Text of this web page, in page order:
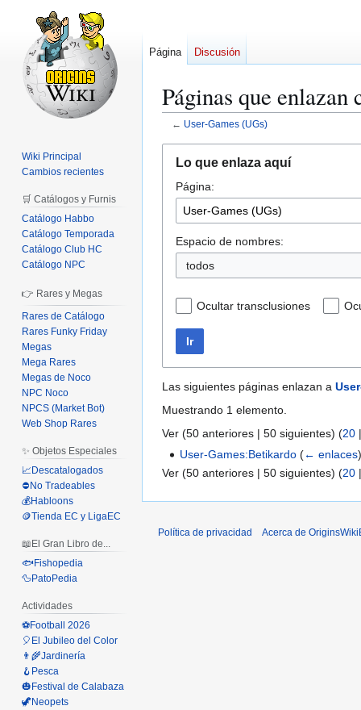
Páginas que
← User-Games (UGs)
navegación
búsqueda
Lo que enlaza aquí
Página:
Espacio de nombres:
todos
Ocultar transclusiones
Ir
Las siguientes páginas enlazan a
Muestrando 1 elemento.
Ver (50 anteriores | 50 siguientes) (20
User-Games:Betikardo (← enlaces
Ver (50 anteriores | 50 siguientes) (20
Página Discusión
Wiki Principal
Cambios recientes
🛒 Catálogos y Furnis
Catálogo Habbo
Catálogo Temporada
Catálogo Club HC
Catálogo NPC
👉 Rares y Megas
Rares de Catálogo
Rares Funky Friday
Megas
Mega Rares
Megas de Noco
NPC Noco
NPCS (Market Bot)
Web Shop Rares
✨ Objetos Especiales
📈Descatalogados
⛔No Tradeables
💰Habloons
🪙Tienda EC y LigaEC
📖El Gran Libro de...
🐟Fishopedia
🦆PatoPedia
Actividades
⚽Football 2026
🎈El Jubileo del Color
👨‍🌾Jardinería
🪝Pesca
🎃Festival de Calabaza
🦖Neopets
Política de privacidad Acerca de